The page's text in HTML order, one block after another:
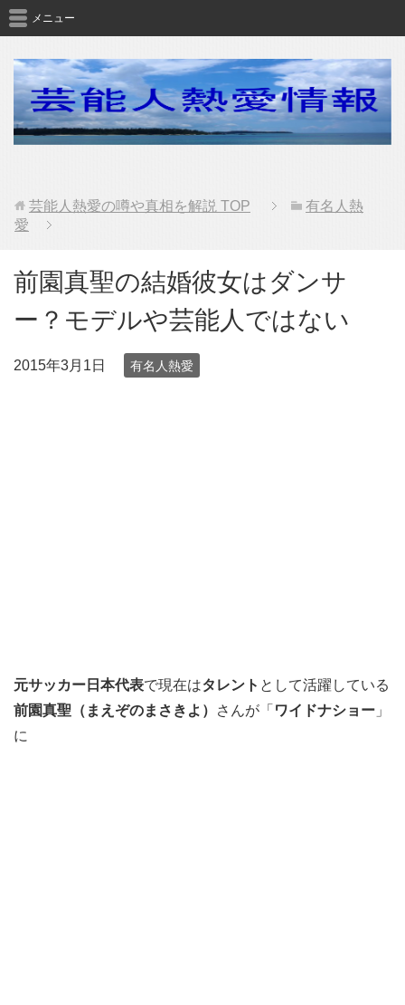
メニュー
芸能人熱愛の噂や真相を解説 TOP
有名人熱
愛
前園真聖の結婚彼女はダンサ
ー？モデルや芸能人ではない
2015年3月1日 有名人熱愛
元サッカー日本代表で現在はタレント として活躍している
前園真聖（まえぞのまさきよ）
さんが「 ワイドナショー 」
に